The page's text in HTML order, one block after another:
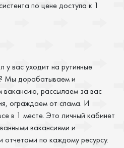
по цене доступа к 1
у вас уходит на рутинные
Мы дорабатываем и
рассылаем за вас
ограждаем от спама. И
в 1 месте. Это личный кабинет
вакансиями и
отчетами по каждому ресурсу.